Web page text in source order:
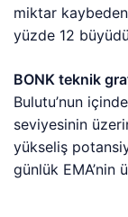
miktar
yüzde 12
BONK teknik
Bulutu’nun
seviyesinin
yükseliş
günlük EMA’nin